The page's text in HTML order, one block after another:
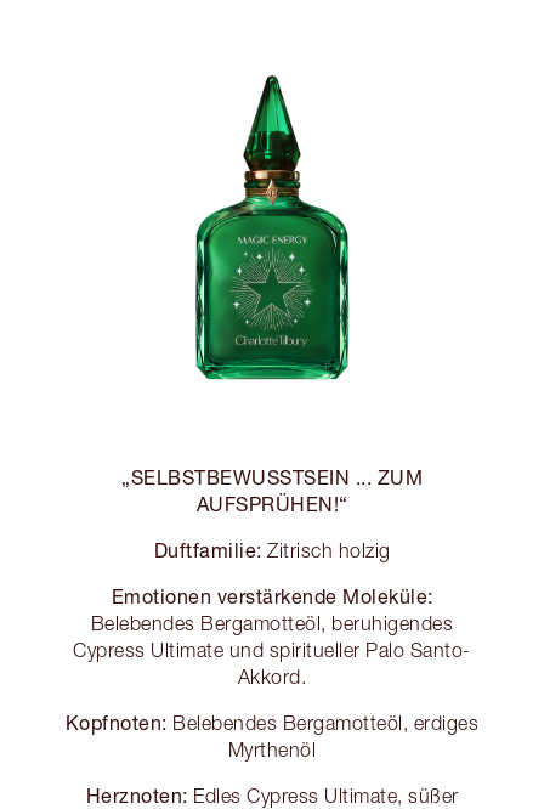
„SELBSTBEWUSSTSEIN ... ZUM
AUFSPRÜHEN!“
Duftfamilie: Zitrisch holzig
Emotionen verstärkende Moleküle:
Belebendes Bergamotteöl, beruhigendes
Cypress Ultimate und spiritueller Palo Santo-
Akkord.
Kopfnoten: Belebendes Bergamotteöl, erdiges
Myrthenöl
Herznoten: Edles Cypress Ultimate, süßer